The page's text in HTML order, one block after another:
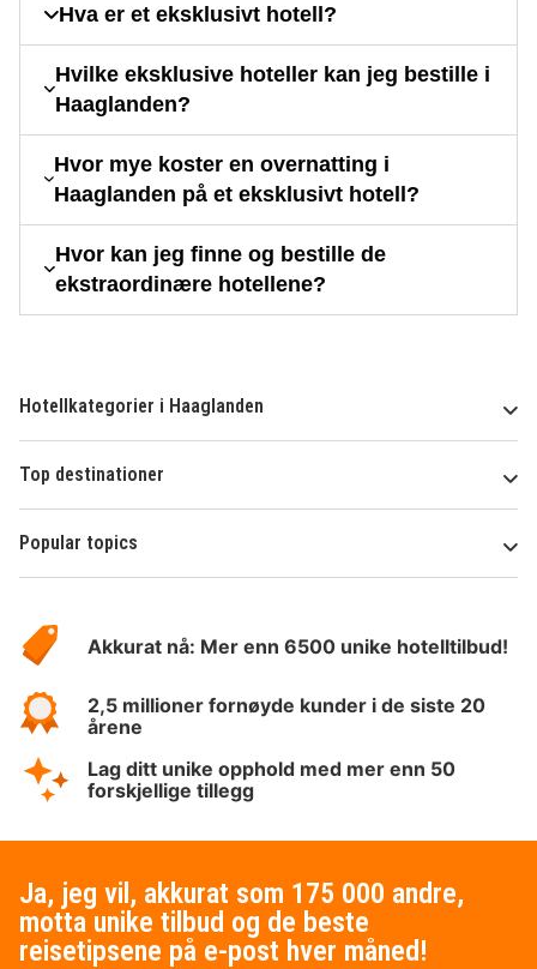
Hva er et eksklusivt hotell?
Hvilke eksklusive hoteller kan jeg bestille i
Haaglanden?
Hvor mye koster en overnatting i
Haaglanden på et eksklusivt hotell?
Hvor kan jeg finne og bestille de
ekstraordinære hotellene?
Hotellkategorier i Haaglanden
Top destinationer
Popular topics
Hotelspecials
Akkurat nå: Mer enn 6500 unike hotelltilbud!
2,5 millioner fornøyde kunder i de siste 20
årene
Lag ditt unike opphold med mer enn 50
forskjellige tillegg
Ja, jeg vil, akkurat som 175 000 andre,
motta unike tilbud og de beste
reisetipsene på e-post hver måned!